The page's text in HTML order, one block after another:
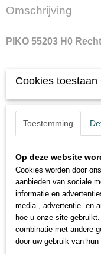
Omschrijving
PIKO 55203 H0
Cookies toestaan
Toestemming
Op deze website
Cookies worden door
aanbieden van sociale
informatie en
media-, advertentie- en
hoe u onze site
combinatie met andere
door uw gebruik van